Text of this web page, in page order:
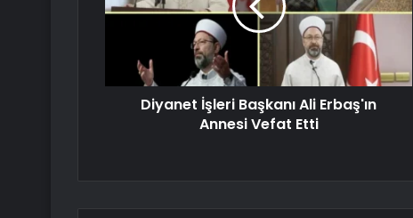
Diyanet İşleri Başkanı Ali Erbaş'ın
Annesi Vefat Etti